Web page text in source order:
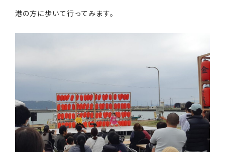
港の方に歩いて行ってみます。